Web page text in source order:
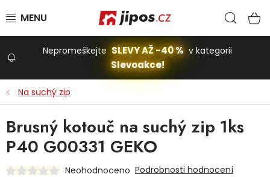
Stavba a dům
Nepromeškejte SLEVY AŽ -40 % v kategorii
Slevoakce!
Na suchý zip
Brusný kotouč na suchý zip 1ks
P40 G00331 GEKO
Neohodnoceno Podrobnosti hodnocení